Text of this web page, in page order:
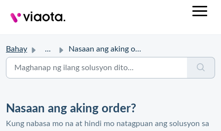
Bahay ... Nasaan ang aking order?
Nasaan ang aking order?
Kung nabasa mo na at hindi mo natagpuan ang solusyon sa